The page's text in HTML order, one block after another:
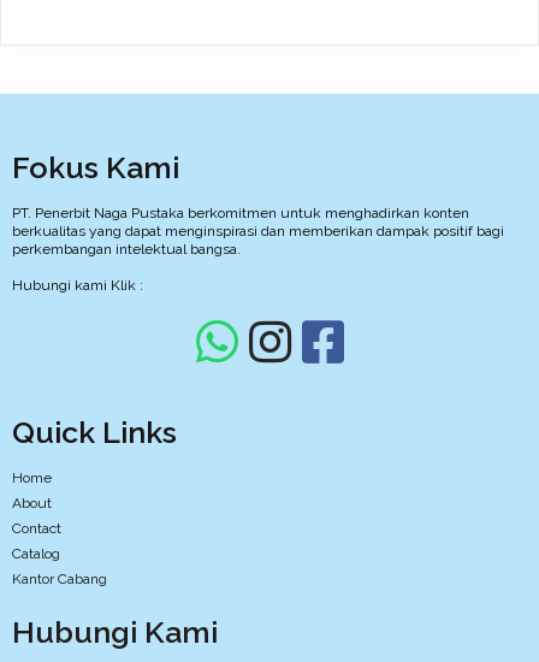
Fokus Kami
PT. Penerbit Naga Pustaka berkomitmen untuk menghadirkan konten
berkualitas yang dapat menginspirasi dan memberikan dampak positif bagi
perkembangan intelektual bangsa.
Hubungi kami Klik :
Quick Links
Home
About
Contact
Catalog
Kantor Cabang
Hubungi Kami